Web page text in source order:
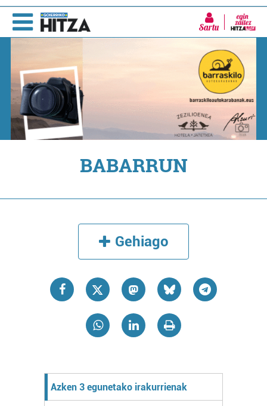
Sartu
BABARRUN
Gehiago
Azken 3 egunetako irakurrienak